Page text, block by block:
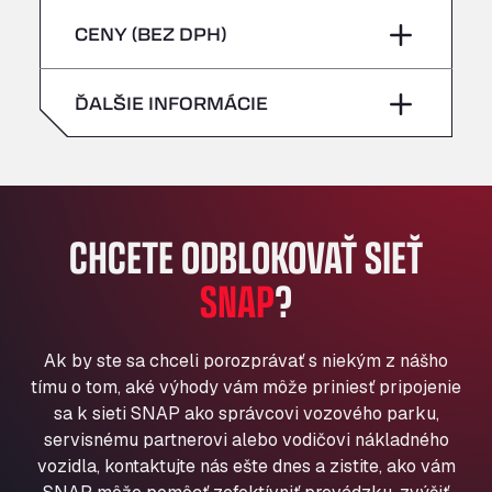
Bühlwiesenweg 15, 72221
All 4 Trucks
American Truck Wash
Av. des Etats-Unis 90, 6041
AP7 Salida 2, C/ Bassegoda, 4, 17700
Andamur Pamplona
A-15 Salida Imarcoain, 31119
Aut A1 Exit 385, 01207
Anglia Motel
Washway Road, PE12 8LT
Anpol Sp. z o.o.
Ul. Torunska 147, 85884
nedeľa –
piatok –
nedeľa –
CENY (BEZ DPH)
ĎALŠIE INFORMÁCIE
CHCETE ODBLOKOVAŤ SIEŤ
SNAP?
Ak by ste sa chceli porozprávať s niekým z nášho
tímu o tom, aké výhody vám môže priniesť pripojenie
sa k sieti SNAP ako správcovi vozového parku,
servisnému partnerovi alebo vodičovi nákladného
vozidla, kontaktujte nás ešte dnes a zistite, ako vám